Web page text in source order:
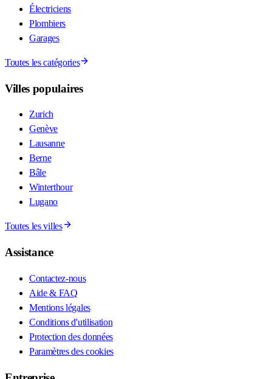
Électriciens
Plombiers
Garages
Toutes les catégories
Villes populaires
Zurich
Genève
Lausanne
Berne
Bâle
Winterthour
Lugano
Toutes les villes
Assistance
Contactez-nous
Aide & FAQ
Mentions légales
Conditions d'utilisation
Protection des données
Paramètres des cookies